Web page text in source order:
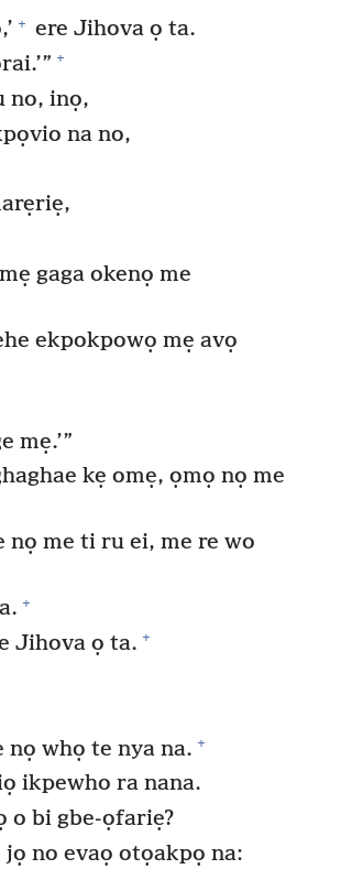
+ ere Jihova ọ ta.
+
no, inọ,
na no,
gaga okenọ me
ekpokpowọ mẹ avọ
mẹ.’”
kẹ omẹ, ọmọ nọ me
nọ me ti ru ei, me re wo
+
Jihova ọ ta. +
nọ whọ te nya na. +
ikpewho ra nana.
o bi gbe-ọfariẹ?
no evaọ otọakpọ na: